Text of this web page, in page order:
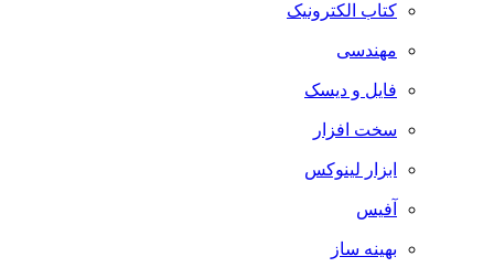
کتاب الکترونیک
مهندسی
فایل و دیسک
سخت افزار
ابزار لینوکس
آفیس
بهینه ساز